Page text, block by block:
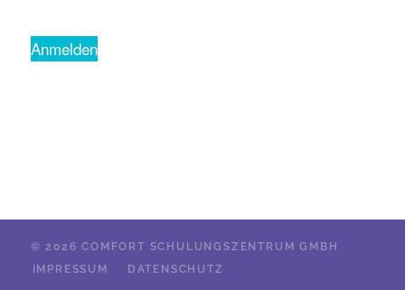
Anmelden
© 2026 COMFORT SCHULUNGSZENTRUM GMBH
IMPRESSUM
DATENSCHUTZ